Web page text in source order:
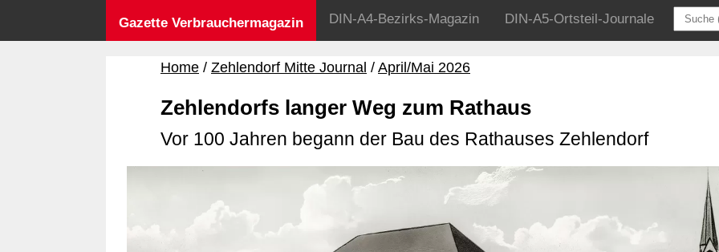
Gazette Verbrauchermagazin DIN-A4-Bezirks-Magazin DIN-A5-Ortsteil-Journale
Home Zehlendorf Mitte Journal April/Mai 2026
Zehlendorfs langer Weg zum Rathaus
Vor 100 Jahren begann der Bau des Rathauses Zehlendorf